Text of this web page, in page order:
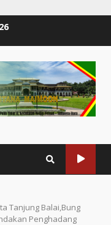
Tanjung Balai,Bung
Penghadang